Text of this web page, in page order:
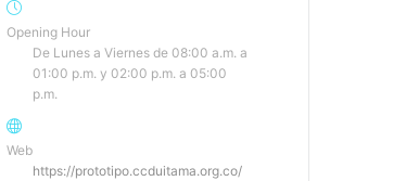
Opening Hour
De Lunes a Viernes de 08:00 a.m. a
01:00 p.m. y 02:00 p.m. a 05:00
p.m.
Web
https://prototipo.ccduitama.org.co/